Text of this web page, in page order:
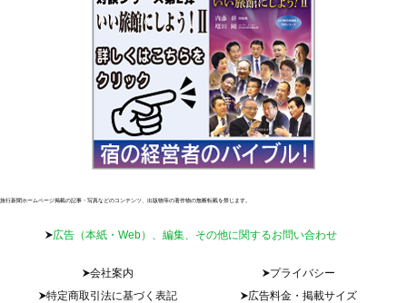
旅行新聞ホームページ掲載の記事・写真などのコンテンツ、出版物等の著作物の無断転載を禁じます。
広告（本紙・Web）、編集、その他に関するお問い合わせ
会社案内
プライバシー
特定商取引法に基づく表記
広告料金・掲載サイズ